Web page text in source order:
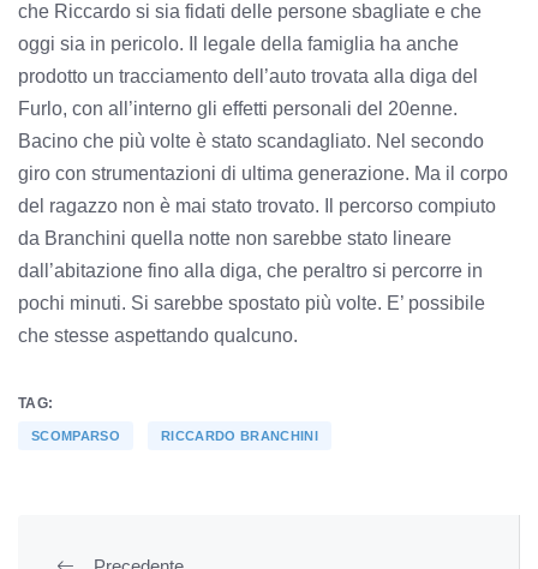
che Riccardo si sia fidati delle persone sbagliate e che
oggi sia in pericolo. Il legale della famiglia ha anche
prodotto un tracciamento dell’auto trovata alla diga del
Furlo, con all’interno gli effetti personali del 20enne.
Bacino che più volte è stato scandagliato. Nel secondo
giro con strumentazioni di ultima generazione. Ma il corpo
del ragazzo non è mai stato trovato. Il percorso compiuto
da Branchini quella notte non sarebbe stato lineare
dall’abitazione fino alla diga, che peraltro si percorre in
pochi minuti. Si sarebbe spostato più volte. E’ possibile
che stesse aspettando qualcuno.
TAG:
SCOMPARSO RICCARDO BRANCHINI